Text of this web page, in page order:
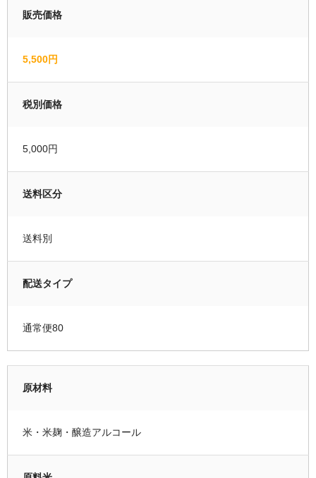
販売価格
5,500円
税別価格
5,000円
送料区分
送料別
配送タイプ
通常便80
原材料
米・米麹・醸造アルコール